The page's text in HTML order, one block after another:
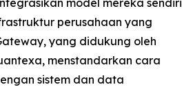
perusahaan yang
yang didukung oleh
menstandarkan cara
sistem dan data